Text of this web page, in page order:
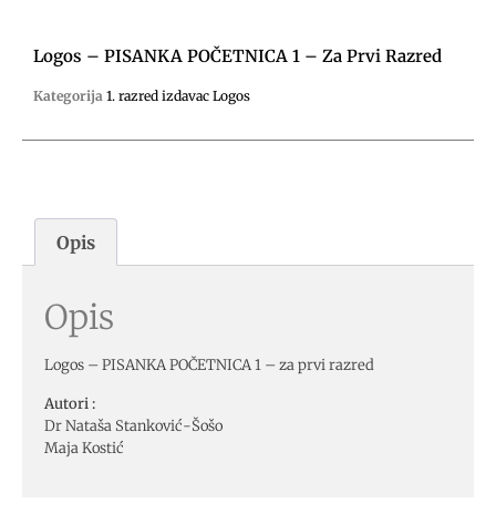
Logos – PISANKA POČETNICA 1 – Za Prvi Razred
Kategorija 1. razred izdavac Logos
Opis
Opis
Logos – PISANKA POČETNICA 1 – za prvi razred
Autori :
Dr Nataša Stanković-Šošo
Maja Kostić